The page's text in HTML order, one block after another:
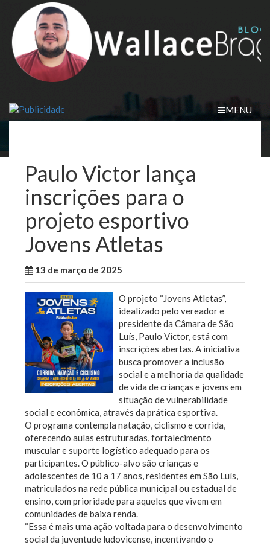
content
MENU
Paulo Victor lança
inscrições para o
projeto esportivo
Jovens Atletas
13 de março de 2025
O projeto “Jovens Atletas”,
idealizado pelo vereador e
presidente da Câmara de São
Luís, Paulo Victor, está com
inscrições abertas. A iniciativa
busca promover a inclusão
social e a melhoria da qualidade
de vida de crianças e jovens em
situação de vulnerabilidade
social e econômica, através da prática esportiva.
O programa contempla natação, ciclismo e corrida,
oferecendo aulas estruturadas, fortalecimento
muscular e suporte logístico adequado para os
participantes. O público-alvo são crianças e
adolescentes de 10 a 17 anos, residentes em São Luís,
matriculados na rede pública municipal ou estadual de
ensino, com prioridade para aqueles que vivem em
comunidades de baixa renda.
“Essa é mais uma ação voltada para o desenvolvimento
social da juventude ludovicense, incentivando o